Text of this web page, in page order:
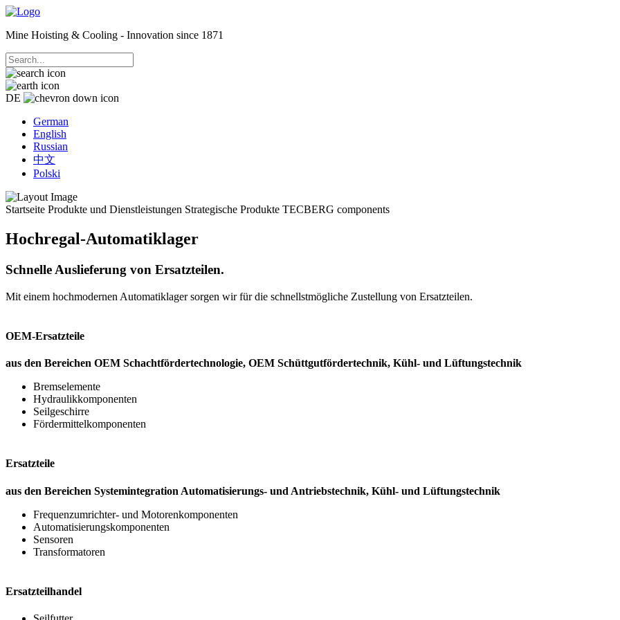
Mine Hoisting & Cooling - Innovation since 1871
DE
German
English
Russian
中文
Polski
Startseite Produkte und Dienstleistungen Strategische Produkte TECBERG components
Hochregal-Automatiklager
Schnelle Auslieferung von Ersatzteilen.
Mit einem hochmodernen Automatiklager sorgen wir für die schnellstmögliche Zustellung von Ersatzteilen.
OEM-Ersatzteile
aus den Bereichen OEM Schachtfördertechnologie, OEM Schüttgutfördertechnik, Kühl- und Lüftungstechnik
Bremselemente
Hydraulikkomponenten
Seilgeschirre
Fördermittelkomponenten
Ersatzteile
aus den Bereichen Systemintegration Automatisierungs- und Antriebstechnik, Kühl- und Lüftungstechnik
Frequenzumrichter- und Motorenkomponenten
Automatisierungskomponenten
Sensoren
Transformatoren
Ersatzteilhandel